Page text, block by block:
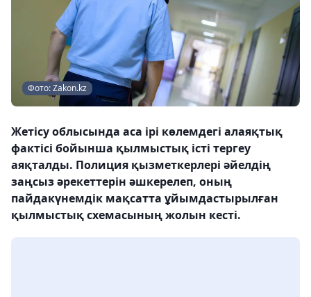
Фото: Zakon.kz
Жетісу облысында аса ірі көлемдегі алаяқтық
фактісі бойынша қылмыстық істі тергеу
аяқталды. Полиция қызметкерлері әйелдің
заңсыз әрекеттерін әшкерелеп, оның
пайдакүнемдік мақсатта ұйымдастырылған
қылмыстық схемасының жолын кесті.